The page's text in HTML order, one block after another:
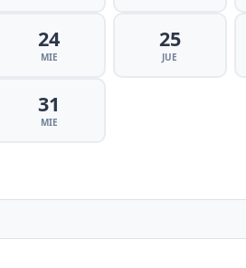
24
MIE
25
JUE
31
MIE